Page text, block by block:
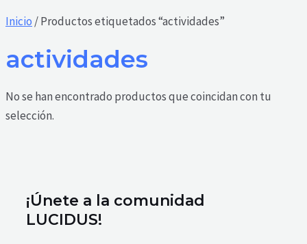
Inicio / Productos etiquetados “actividades”
actividades
No se han encontrado productos que coincidan con tu
selección.
¡Únete a la comunidad
LUCIDUS!